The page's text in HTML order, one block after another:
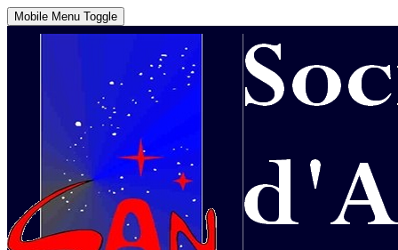
Mobile Menu Toggle